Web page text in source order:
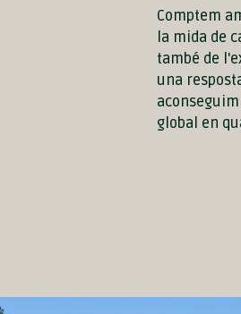
Comptem
la mida de
també de
una
global en